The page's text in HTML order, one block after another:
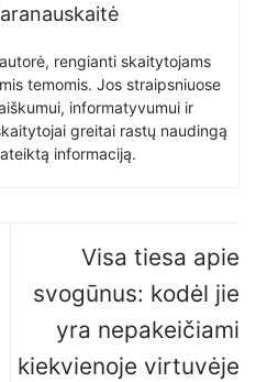
rengianti skaitytojams
temomis. Jos straipsniuose
informatyvumui ir
greitai rastų naudingą
informaciją.
Visa tiesa apie
svogūnus: kodėl jie
yra nepakeičiami
kiekvienoje virtuvėje